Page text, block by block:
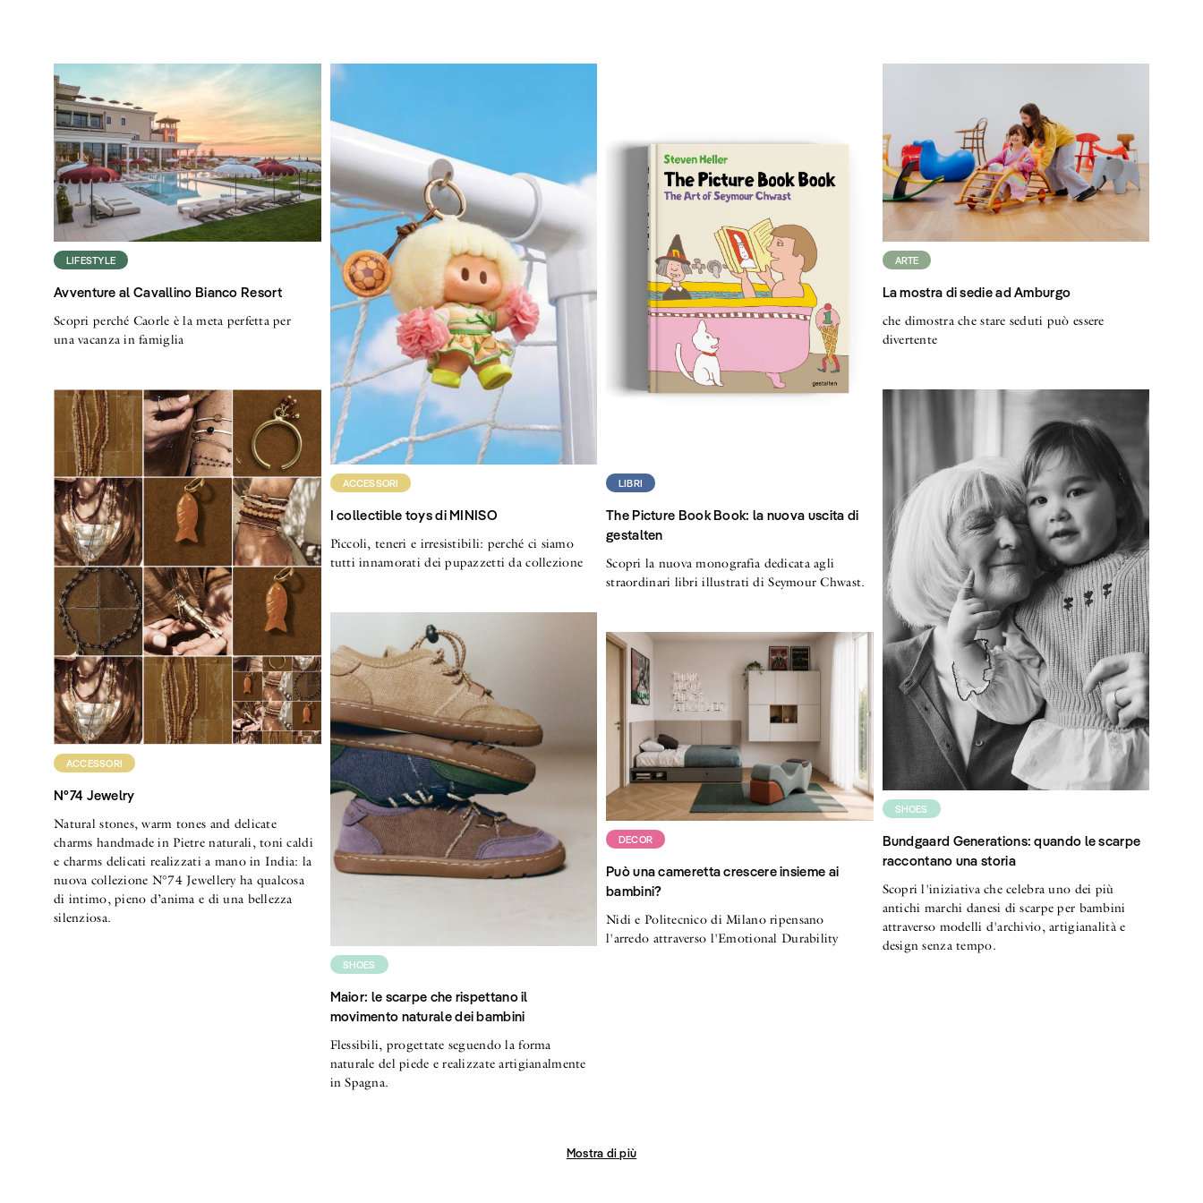
LIFESTYLE
Avventure al Cavallino Bianco Resort
Scopri perché Caorle è la meta perfetta per
una vacanza in famiglia
ACCESSORI
I collectible toys di MINISO
Piccoli, teneri e irresistibili: perché ci siamo
tutti innamorati dei pupazzetti da collezione
LIBRI
The Picture Book Book: la nuova uscita di
gestalten
Scopri la nuova monografia dedicata agli
straordinari libri illustrati di Seymour Chwast.
ARTE
La mostra di sedie ad Amburgo
che dimostra che stare seduti può essere
divertente
ACCESSORI
N°74 Jewelry
Natural stones, warm tones and delicate
charms handmade in Pietre naturali, toni caldi
e charms delicati realizzati a mano in India: la
nuova collezione N°74 Jewellery ha qualcosa
di intimo, pieno d’anima e di una bellezza
silenziosa.
SHOES
Maior: le scarpe che rispettano il
movimento naturale dei bambini
Flessibili, progettate seguendo la forma
naturale del piede e realizzate artigianalmente
in Spagna.
DECOR
Può una cameretta crescere insieme ai
bambini?
Nidi e Politecnico di Milano ripensano
l'arredo attraverso l'Emotional Durability
SHOES
Bundgaard Generations: quando le scarpe
raccontano una storia
Scopri l'iniziativa che celebra uno dei più
antichi marchi danesi di scarpe per bambini
attraverso modelli d'archivio, artigianalità e
design senza tempo.
Mostra di più